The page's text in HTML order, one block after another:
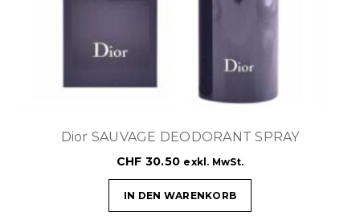
Dior SAUVAGE DEODORANT SPRAY
CHF 30.50 exkl. MwSt.
IN DEN WARENKORB